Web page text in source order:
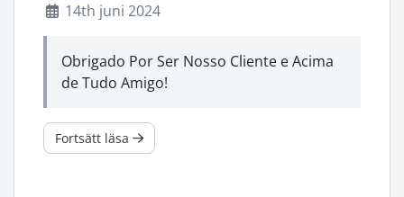
14th juni 2024
Obrigado Por Ser Nosso Cliente e Acima
de Tudo Amigo!
Fortsätt läsa